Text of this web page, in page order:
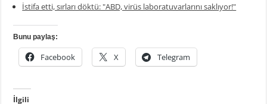
İstifa etti, sırları döktü: "ABD, virüs laboratuvarlarını saklıyor!"
Bunu paylaş:
Facebook X Telegram
İlgili